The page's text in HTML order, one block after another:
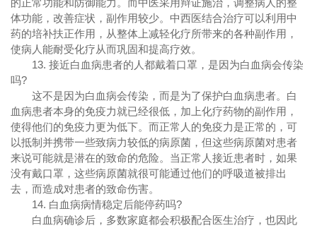
体功能，改善症状，副作用较少。中西医结合治疗可以利用中
药的培补扶正作用，从整体上减轻化疗所带来的各种副作用，
使病人能耐受化疗从而巩固和提高疗效。
13. 接近白血病患者的人都戴着口罩，是因为白血病会传染
吗?
这不是因为白血病会传染，而是为了保护白血病患者。白
血病患者本身的免疫力就已经很低，加上化疗药物的副作用，
使得他们的免疫力更为低下。而正常人的免疫力是正常的，可
以抵制并携带一些致病力较低的病原菌，但这些病原菌对患者
来说可能就是潜在的致命的危险。当正常人接近患者时，如果
没有戴口罩，这些病原菌就很可能通过他们的呼吸道被排出
去，而造成对患者的致命伤害。
14. 白血病病情稳定后能停药吗?
白血病确诊后，多数家庭都会积极配合医生治疗，也因此